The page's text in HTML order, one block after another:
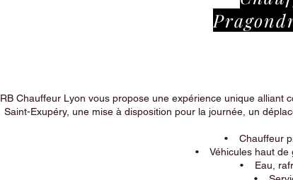
RB Chauffeur Lyon vous propose une expérience unique alliant
Saint-Exupéry, une mise à disposition pour la journée, un
• Chauffeur
• Véhicules haut de
• Eau,